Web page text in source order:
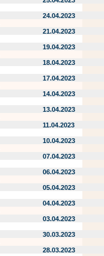
24.04.2023
21.04.2023
19.04.2023
18.04.2023
17.04.2023
14.04.2023
13.04.2023
11.04.2023
10.04.2023
07.04.2023
06.04.2023
05.04.2023
04.04.2023
03.04.2023
30.03.2023
28.03.2023